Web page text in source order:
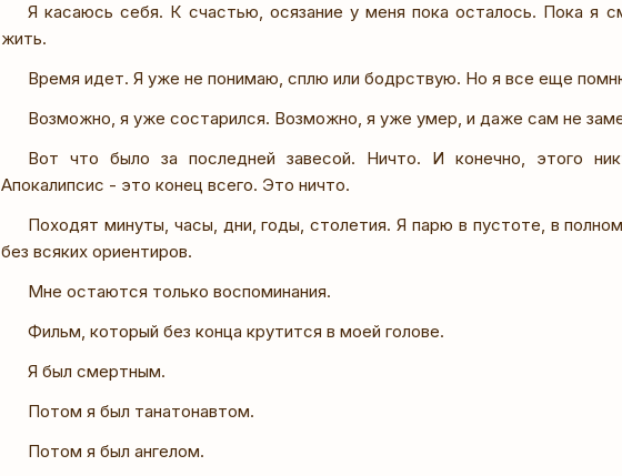
Я касаюсь себя. К счастью, осязание у меня пока осталось. Пока я
жить.
Время идет. Я уже не понимаю, сплю или бодрствую. Но я все еще
Возможно, я уже состарился. Возможно, я уже умер, и даже сам не
Вот что было за последней завесой. Ничто. И конечно, этого
Апокалипсис - это конец всего. Это ничто.
Походят минуты, часы, дни, годы, столетия. Я парю в пустоте, в
без всяких ориентиров.
Мне остаются только воспоминания.
Фильм, который без конца крутится в моей голове.
Я был смертным.
Потом я был танатонавтом.
Потом я был ангелом.